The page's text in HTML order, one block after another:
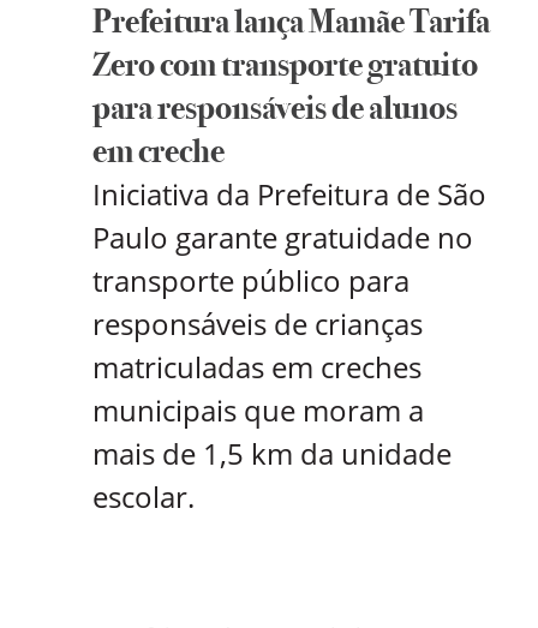
Prefeitura lança Mamãe Tarifa
Zero com transporte gratuito
para responsáveis de alunos
em creche
Iniciativa da Prefeitura de São
Paulo garante gratuidade no
transporte público para
responsáveis de crianças
matriculadas em creches
municipais que moram a
mais de 1,5 km da unidade
escolar.